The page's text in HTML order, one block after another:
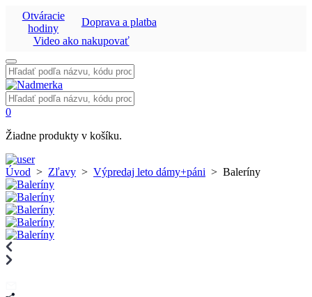
Otváracie
hodiny
Doprava a platba
Video ako nakupovať
Vyhľadať:
Vyhľadať:
0
Žiadne produkty v košíku.
Úvod > Zľavy > Výpredaj leto dámy+páni > Baleríny